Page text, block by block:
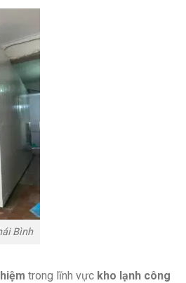
Bình
trong lĩnh vực kho lạnh công